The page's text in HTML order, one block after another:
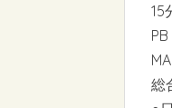
15
総